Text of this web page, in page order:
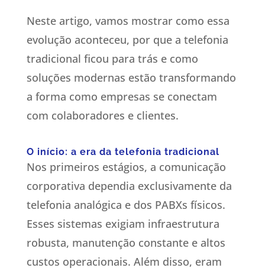
Neste artigo, vamos mostrar como essa
evolução aconteceu, por que a telefonia
tradicional ficou para trás e como
soluções modernas estão transformando
a forma como empresas se conectam
com colaboradores e clientes.
O início: a era da telefonia tradicional
Nos primeiros estágios, a comunicação
corporativa dependia exclusivamente da
telefonia analógica e dos PABXs físicos.
Esses sistemas exigiam infraestrutura
robusta, manutenção constante e altos
custos operacionais. Além disso, eram